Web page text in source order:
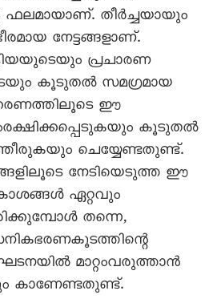
ഫലമായാണ്. തീർച്ചയായും
നേട്ടങ്ങളാണ്.
പ്രചാരണ
കൂടുതൽ സമഗ്രമായ
ഈ
കൂടുതൽ
ചെയ്യേണ്ടതുണ്ട്.
നേടിയെടുത്ത ഈ
ഏറ്റവും
തന്നെ,
മാറ്റംവരുത്താൻ
കാണേണ്ടതുണ്ട്.